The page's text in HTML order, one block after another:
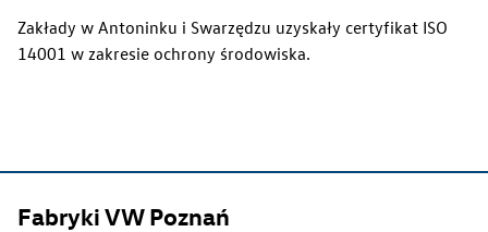
Zakłady w Antoninku i Swarzędzu uzyskały certyfikat ISO
14001 w zakresie ochrony środowiska.
Fabryki VW Poznań